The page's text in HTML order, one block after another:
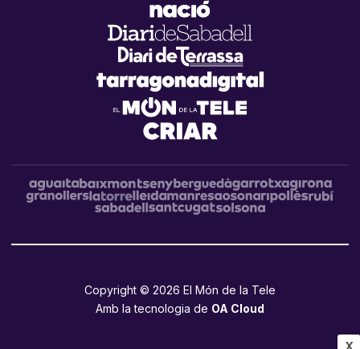
X
Copyright © 2026 El Món de la Tele
Amb la tecnologia de OA Cloud